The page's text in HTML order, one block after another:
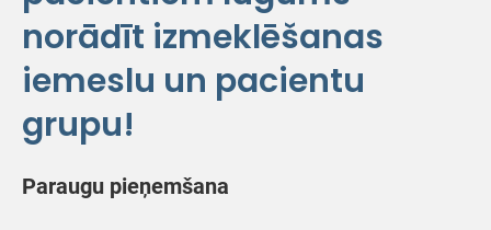
norādīt izmeklēšanas
iemeslu un pacientu
grupu!
Paraugu pieņemšana